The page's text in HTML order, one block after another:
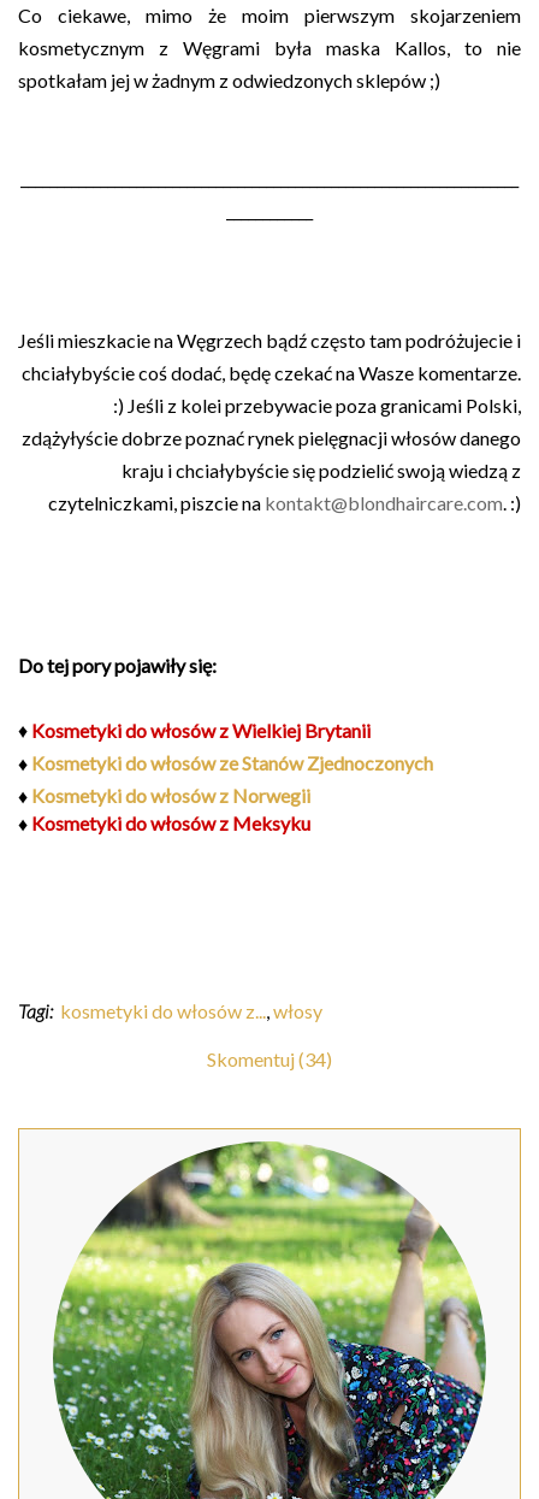
Co ciekawe, mimo że moim pierwszym skojarzeniem
kosmetycznym z Węgrami była maska Kallos, to nie
spotkałam jej w żadnym z odwiedzonych sklepów ;)
Jeśli mieszkacie na Węgrzech bądź często tam podróżujecie i
chciałybyście coś dodać, będę czekać na Wasze komentarze.
:) Jeśli z koleiprzebywacie poza granicami Polski,
zdążyłyście dobrze poznać rynek pielęgnacji włosów danego
kraju i chciałybyście się podzielić swoją wiedzą z
czytelniczkami, piszcie na kontakt@blondhaircare.com . :)
Do tej pory pojawiły się:
♦ Kosmetyki do włosów z Wielkiej Brytanii
♦ Kosmetyki do włosów ze Stanów Zjednoczonych
♦ Kosmetyki do włosów z Norwegii
♦ Kosmetyki do włosów z Meksyku
Tagi: kosmetyki do włosów z... włosy
Skomentuj (34)